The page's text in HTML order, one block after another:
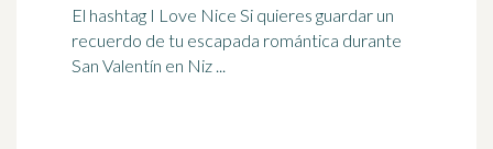
El hashtag I Love Nice Si quieres guardar un
recuerdo de tu escapada romántica durante
San Valentín en Niz ...